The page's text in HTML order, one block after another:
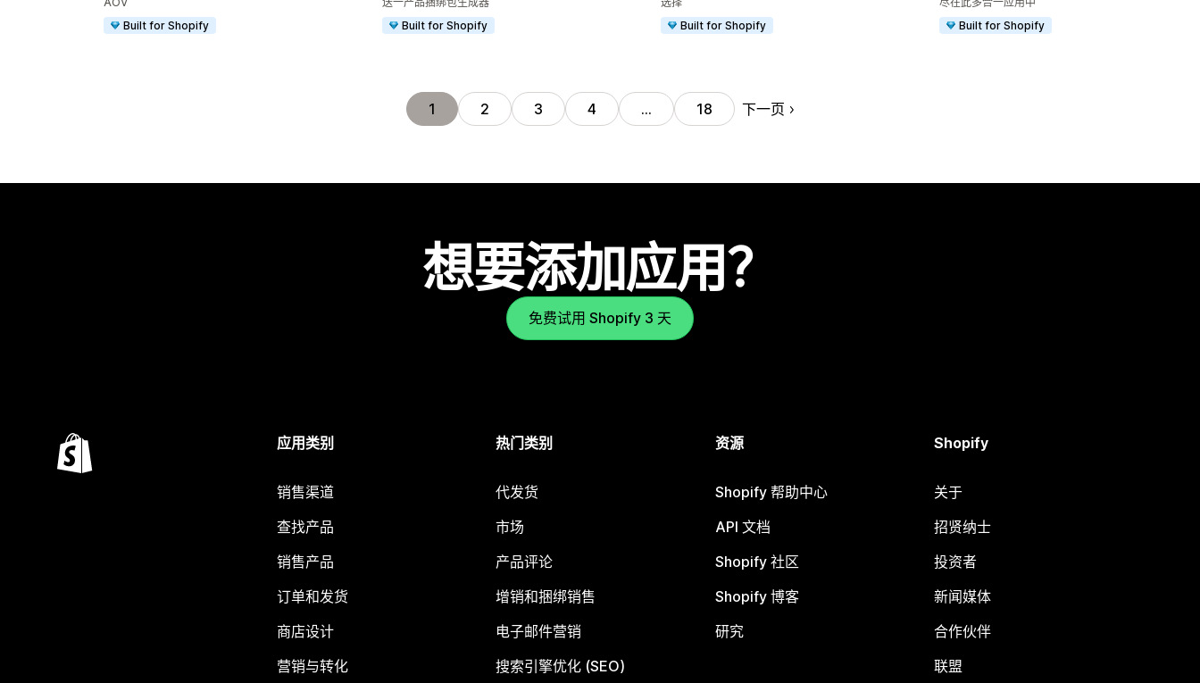
Built for Shopify
Built for Shopify
Built for Shopify
Built for Shopify
1 2 3 4 … 18 下一页
想要添加应用？
免费试用 Shopify 3 天
应用类别
销售渠道
查找产品
销售产品
订单和发货
商店设计
营销与转化
热门类别
代发货
市场
产品评论
增销和捆绑销售
电子邮件营销
搜索引擎优化 (SEO)
资源
Shopify 帮助中心
API 文档
Shopify 社区
Shopify 博客
研究
Shopify
关于
招贤纳士
投资者
新闻媒体
合作伙伴
联盟